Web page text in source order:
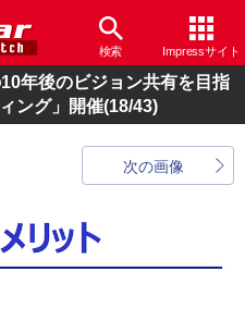
検索 Impressサイト
年後のビジョン共有を目指
ング」開催(18/43)
次の画像